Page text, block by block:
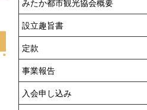
みたか都市観光協会概要
設立趣旨書
定款
事業報告
入会申し込み